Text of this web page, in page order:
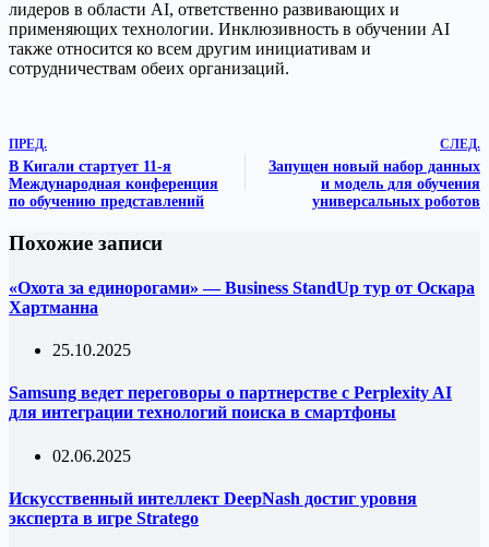
лидеров в области AI, ответственно развивающих и
применяющих технологии. Инклюзивность в обучении AI
также относится ко всем другим инициативам и
сотрудничествам обеих организаций.
ПРЕД.
В Кигали стартует 11-я
Международная конференция
по обучению представлений
СЛЕД.
Запущен новый набор данных
и модель для обучения
универсальных роботов
Похожие записи
«Охота за единорогами» — Business StandUp тур от Оскара
Хартманна
25.10.2025
Samsung ведет переговоры о партнерстве с Perplexity AI
для интеграции технологий поиска в смартфоны
02.06.2025
Искусственный интеллект DeepNash достиг уровня
эксперта в игре Stratego